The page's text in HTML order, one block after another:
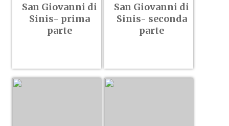
San Giovanni di
Sinis- prima
parte
San Giovanni di
Sinis- seconda
parte